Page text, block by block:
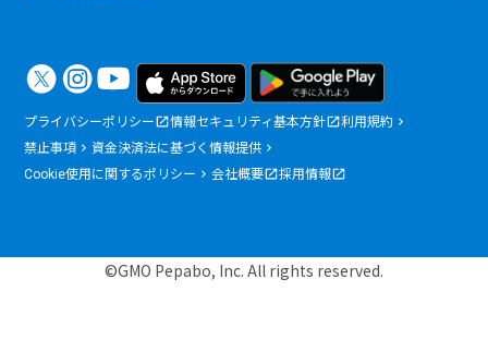
プライバシーポリシー 情報セキュリティ基本方針
利用規約
禁止事項
資金決済法に基づく情報提供
Cookie使用に関するポリシー
会社概要 採用情報
©GMO Pepabo, Inc. All rights reserved.